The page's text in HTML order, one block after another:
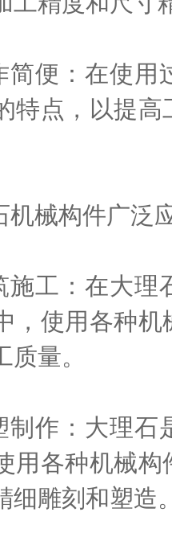
：在使用
特点，以提
械构件广泛
：在大理
，使用各种
量。
：大理石
用各种机械
细雕刻和塑造